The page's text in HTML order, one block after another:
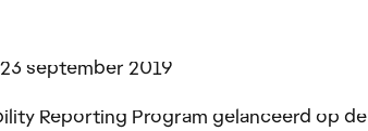
september 2019
Reporting Program gelanceerd op de